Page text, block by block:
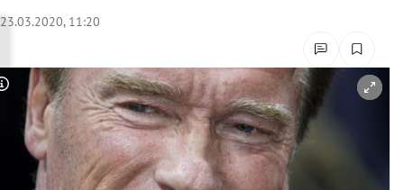
Untermenü
Untermenü
Untermenü
23.03.2020, 11:20
Copyright-Hinweis öffnen/schließen